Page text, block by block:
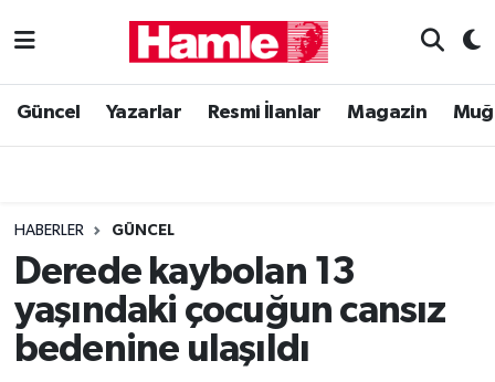
Güncel Yazarlar Resmi İlanlar Magazin
HABERLER GÜNCEL
Derede kaybolan 13
yaşındaki çocuğun cansız
bedenine ulaşıldı
Güncel
Magazin
Muğla Haber
Siyaset
Muğla Nöbetçi Eczaneler
Muğla Trafik Yoğunluk Haritası
Süper Lig Puan Durumu ve Fikstür
Tüm Manşetler